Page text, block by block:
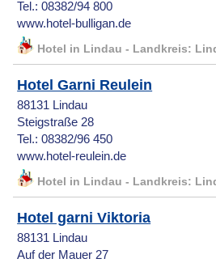
Tel.: 08382/94 800
www.hotel-bulligan.de
Hotel in Lindau - Landkreis:
Hotel Garni Reulein
88131 Lindau
Steigstraße 28
Tel.: 08382/96 450
www.hotel-reulein.de
Hotel in Lindau - Landkreis:
Hotel garni Viktoria
88131 Lindau
Auf der Mauer 27